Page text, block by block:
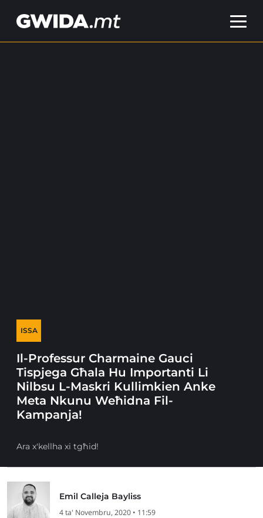
ISSA
Il-Professur Charmaine Gauci
Tispjega Għala Hu Importanti Li
Nilbsu L-Maskri Kullimkien Anke
Meta Nkunu Weħidna Fil-
Kampanja!
Ara x'kellha xi tgħid!
Emil Calleja Bayliss
4 ta' Novembru, 2020 • 11:59